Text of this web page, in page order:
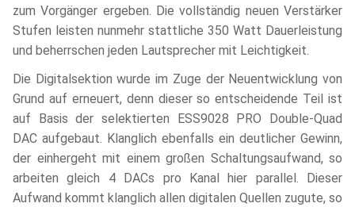
zum Vorgänger ergeben. Die vollständig neuen Verstärker
Stufen leisten nunmehr stattliche 350 Watt Dauerleistung
und beherrschen jeden Lautsprecher mit Leichtigkeit.
Die Digitalsektion wurde im Zuge der Neuentwicklung von
Grund auf erneuert, denn dieser so entscheidende Teil ist
auf Basis der selektierten ESS9028 PRO Double-Quad
DAC aufgebaut. Klanglich ebenfalls ein deutlicher Gewinn,
der einhergeht mit einem großen Schaltungsaufwand, so
arbeiten gleich 4 DACs pro Kanal hier parallel. Dieser
Aufwand kommt klanglich allen digitalen Quellen zugute, so